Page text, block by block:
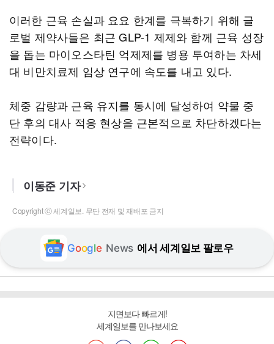
이러한 근육 손실과 요요 한계를 극복하기 위해 글
로벌 제약사들은 최근 GLP-1 제제와 함께 근육 성장
을 돕는 마이오스타틴 억제제를 병용 투여하는 차세
대 비만치료제 임상 연구에 속도를 내고 있다.
체중 감량과 근육 유지를 동시에 달성하여 약물 중
단 후의 대사 적응 현상을 근본적으로 차단하겠다는
전략이다.
이동준 기자
Copyright ⓒ 세계일보. 무단 전재 및 재배포 금지
Google News 에서 세계일보 팔로우
지면보다 빠르게!
세계일보를 만나보세요